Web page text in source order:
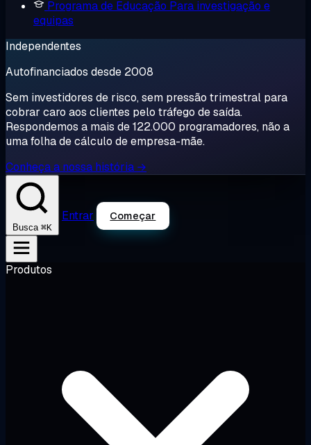
Programa de Educação Para investigação e
equipas
Independentes
Autofinanciados desde 2008
Sem investidores de risco, sem pressão trimestral para
cobrar caro aos clientes pelo tráfego de saída.
Respondemos a mais de 122.000 programadores, não a
uma folha de cálculo de empresa-mãe.
Conheça a nossa história →
Busca ⌘K
Entrar Começar
Produtos